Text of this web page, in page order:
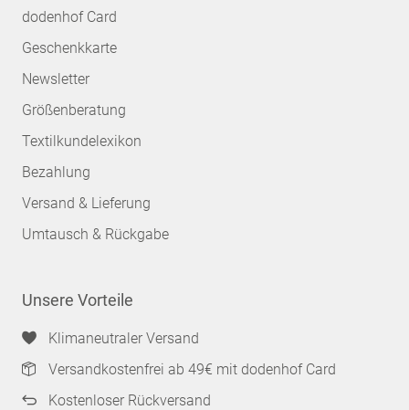
dodenhof Card
Geschenkkarte
Newsletter
Größenberatung
Textilkundelexikon
Bezahlung
Versand & Lieferung
Umtausch & Rückgabe
Unsere Vorteile
Klimaneutraler Versand
Versandkostenfrei ab 49€ mit dodenhof Card
Kostenloser Rückversand